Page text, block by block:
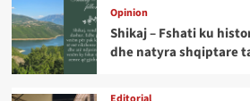
Opinion
Shikaj – Fshati ku
dhe natyra shqiptare